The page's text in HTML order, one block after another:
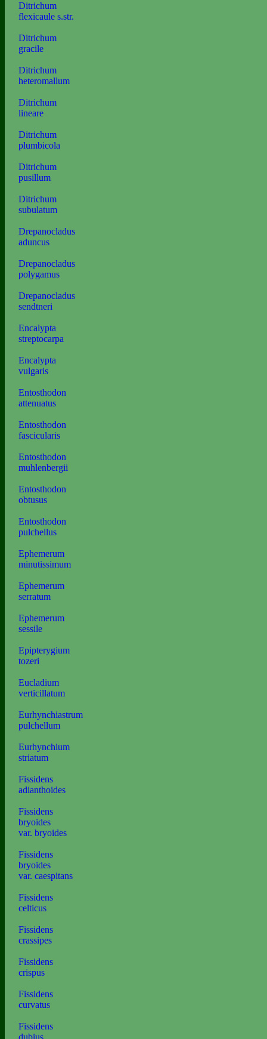
Ditrichum
flexicaule s.str.
Ditrichum
gracile
Ditrichum
heteromallum
Ditrichum
lineare
Ditrichum
plumbicola
Ditrichum
pusillum
Ditrichum
subulatum
Drepanocladus
aduncus
Drepanocladus
polygamus
Drepanocladus
sendtneri
Encalypta
streptocarpa
Encalypta
vulgaris
Entosthodon
attenuatus
Entosthodon
fascicularis
Entosthodon
muhlenbergii
Entosthodon
obtusus
Entosthodon
pulchellus
Ephemerum
minutissimum
Ephemerum
serratum
Ephemerum
sessile
Epipterygium
tozeri
Eucladium
verticillatum
Eurhynchiastrum
pulchellum
Eurhynchium
striatum
Fissidens
adianthoides
Fissidens
bryoides
var. bryoides
Fissidens
bryoides
var. caespitans
Fissidens
celticus
Fissidens
crassipes
Fissidens
crispus
Fissidens
curvatus
Fissidens